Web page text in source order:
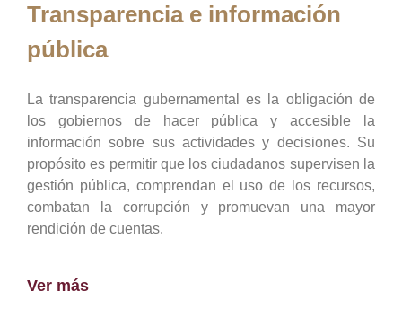
Transparencia e información
pública
La transparencia gubernamental es la obligación de
los gobiernos de hacer pública y accesible la
información sobre sus actividades y decisiones. Su
propósito es permitir que los ciudadanos supervisen la
gestión pública, comprendan el uso de los recursos,
combatan la corrupción y promuevan una mayor
rendición de cuentas.
Ver más